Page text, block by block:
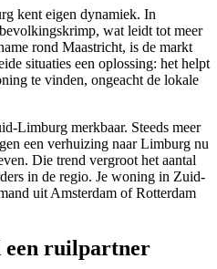
kent eigen dynamiek. In
wat leidt tot meer
rond Maastricht, is de markt
situaties een oplossing: het helpt
te vinden, ongeacht de lokale
Limburg merkbaar. Steeds meer
een verhuizing naar Limburg nu
Die trend vergroot het aantal
in de regio. Je woning in Zuid-
uit Amsterdam ofRotterdam
een ruilpartner